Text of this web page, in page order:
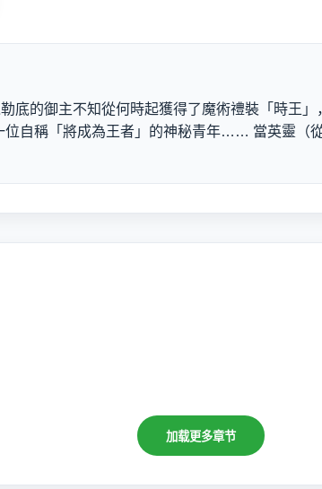
底的御主不知從何時起獲得了魔術禮裝「時王
位自稱「將成為王者」的神秘青年…… 當英靈
加载更多章节